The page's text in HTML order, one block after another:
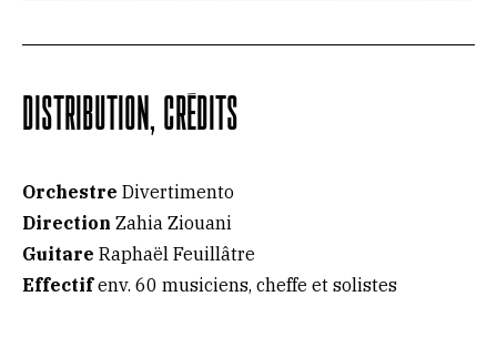
DISTRIBUTION, CRÉDITS
Orchestre Divertimento
Direction Zahia Ziouani
Guitare Raphaël Feuillâtre
Effectifenv. 60 musiciens, cheffe et solistes